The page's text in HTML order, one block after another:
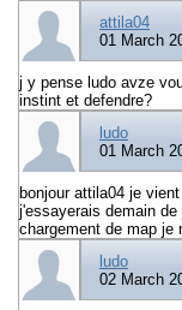
attila04
01 March
j y pense ludo avze
instint et defendre?
ludo
01 March
bonjour attila04 je
j'essayerais demain
chargement de map je
ludo
02 March